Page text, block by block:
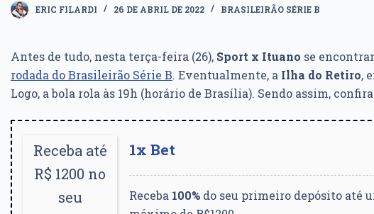
ERIC FILARDI 26 DE ABRIL DE 2022 BRASILEIRÃO SÉRIE B
Antes de tudo, nesta terça-feira (26), Sport x Ituano se
rodada do Brasileirão Série B. Eventualmente, a Ilha do Retiro,
Logo, a bola rola às 19h (horário de Brasília). Sendo assim,
Receba até
R$ 1200 no
seu
1x Bet
Receba 100% do seu primeiro depósito até